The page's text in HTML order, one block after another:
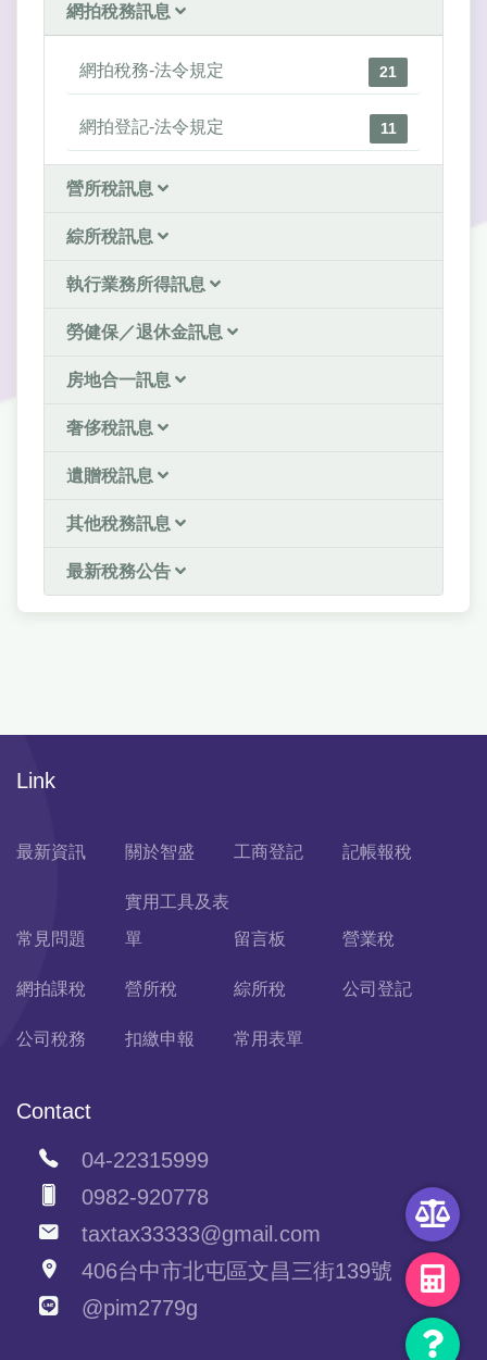
網拍稅務訊息
網拍稅務-法令規定 21
網拍登記-法令規定 11
營所稅訊息
綜所稅訊息
執行業務所得訊息
勞健保／退休金訊息
房地合一訊息
奢侈稅訊息
遺贈稅訊息
其他稅務訊息
最新稅務公告
Link
最新資訊 關於智盛 工商登記 記帳報稅
常見問題
實用工具及表
單
留言板 營業稅
網拍課稅 營所稅 綜所稅 公司登記
公司稅務 扣繳申報 常用表單
Contact
04-22315999
0982-920778
taxtax33333@gmail.com
406台中市北屯區文昌三街139號
@pim2779g